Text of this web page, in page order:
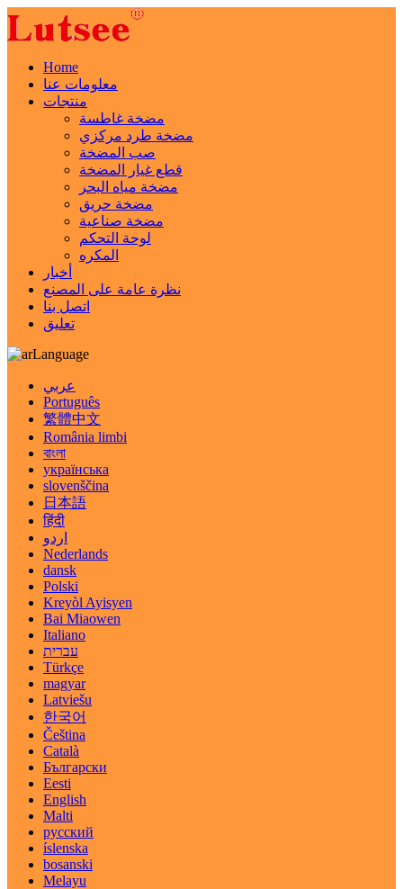
Home
معلومات عنا
منتجات
مضخة غاطسة
مضخة طرد مركزي
صب المضخة
قطع غيار المضخة
مضخة مياه البحر
مضخة حريق
مضخة صناعية
لوحة التحكم
المكره
أخبار
نظرة عامة على المصنع
اتصل بنا
تعليق
Language
عربي
Português
繁體中文
România limbi
বাংলা
українська
slovenščina
日本語
हिंदी
اردو
Nederlands
dansk
Polski
Kreyòl Ayisyen
Bai Miaowen
Italiano
עברית
Türkçe
magyar
Latviešu
한국어
Čeština
Català
Български
Eesti
English
Malti
русский
íslenska
bosanski
Melayu